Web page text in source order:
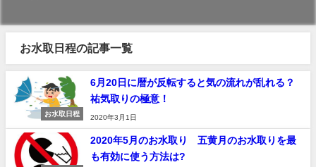
お水取日程の記事一覧
お水取日程
6月20日に暦が反転すると気の流れが乱れる？
祐気取りの極意！
2020年3月1日
2020年5月のお水取り 五黄月のお水取りを最
も有効に使う方法は?